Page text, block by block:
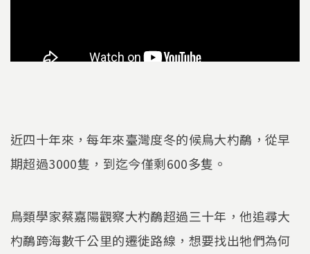
近四十年來，每年來臺灣度冬的候鳥大杓鷸，從早
期超過3000隻，到迄今僅剩600多隻。
鳥類學家蔡嘉陽觀察大杓鷸超過三十年，他追尋大
杓鷸跨海數千公里的遷徙路線，想要找出牠們為何